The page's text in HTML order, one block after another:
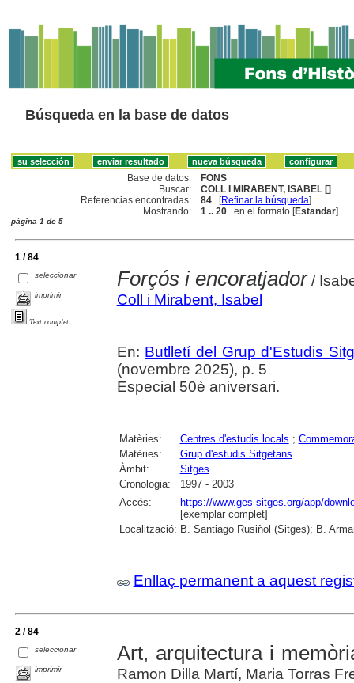
Búsqueda en la base de datos
Base de datos:
FONS
Buscar:
COLL I MIRABENT, ISABEL []
Referencias encontradas:
84 [Refinar la búsqueda]
Mostrando:
1 .. 20 en el formato [Estandar]
página 1 de 5
1 / 84
seleccionar
imprimir
Text complet
Forçós i encoratjador/
Coll i Mirabent, Isabel
En: Butlletí del Grup d'Estudis
(novembre 2025), p. 5
Especial 50è aniversari.
Matèries: Centres d'estudis locals ;
Matèries:
Grup d'estudis Sitgetans
Àmbit:
Sitges
Cronologia:
1997 - 2003
Accés:
https://www.ges-sitges.org/app/
[exemplar complet]
Localització: B. Santiago Rusiñol (Sitges); B.
Enllaç permanent a aquest
2 / 84
seleccionar
imprimir
Art, arquitectura i
Ramon Dilla Martí, Maria Torras